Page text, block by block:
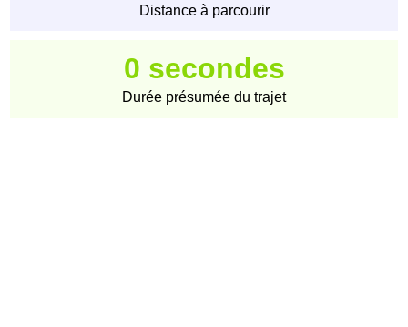
Distance à parcourir
0 secondes
Durée présumée du trajet